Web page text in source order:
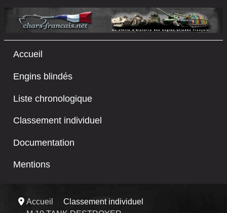
Accueil
Engins blindés
Liste chronologique
Classement individuel
Documentation
Mentions
Accueil
Classement individuel